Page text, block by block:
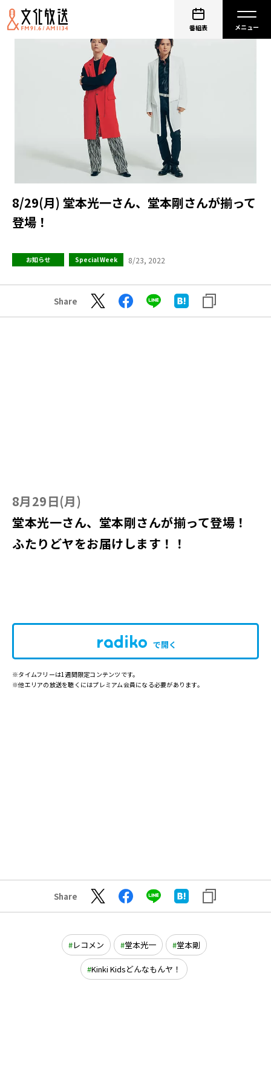
番組表
8/29(月) 堂本光一さん、堂本剛さんが揃って
登場！
お知らせ Special Week 8/23, 2022
Share
8月29日(月)
堂本光一さん、堂本剛さんが揃って登場！
ふたりどヤをお届けします！！
で開く
※タイムフリーは1週間限定コンテンツです。
※他エリアの放送を聴くにはプレミアム会員になる必要があります。
Share
レコメン 堂本光一 堂本剛
Kinki Kidsどんなもんヤ！